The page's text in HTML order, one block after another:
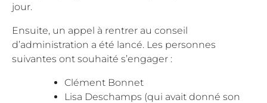
jour.
Ensuite, un appel à rentrer au conseil
d’administration a été lancé. Les personnes
suivantes ont souhaité s’engager :
Clément Bonnet
Lisa Deschamps (qui avait donné son